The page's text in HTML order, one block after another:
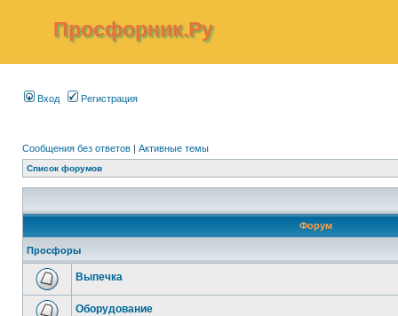
Просфорник.Ру
Вход Регистрация
Сообщения без ответов | Активные темы
Список форумов
Форум
Просфоры
Выпечка
Оборудование